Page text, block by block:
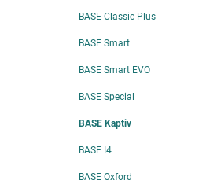
BASE Classic Plus
BASE Smart
BASE Smart EVO
BASE Special
BASE Kaptiv
BASE I4
BASE Oxford